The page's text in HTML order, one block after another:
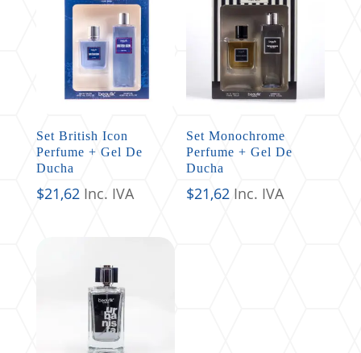
Set British Icon
Perfume + Gel De
Ducha
$21,62 Inc. IVA
Set Monochrome
Perfume + Gel De
Ducha
$21,62 Inc. IVA